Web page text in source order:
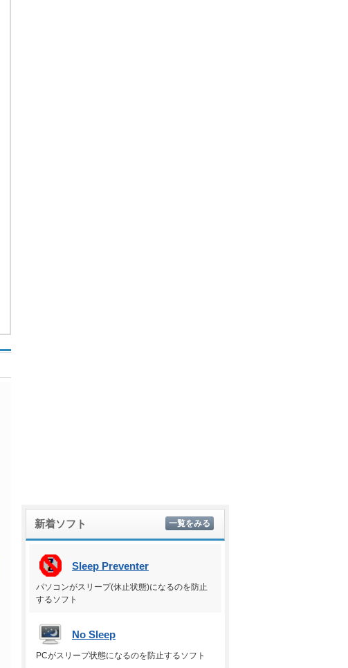
新着ソフト 一覧をみる
Sleep Preventer
パソコンがスリープ(休止状態)になるのを防止
するソフト
No Sleep
PCがスリープ状態になるのを防止するソフト